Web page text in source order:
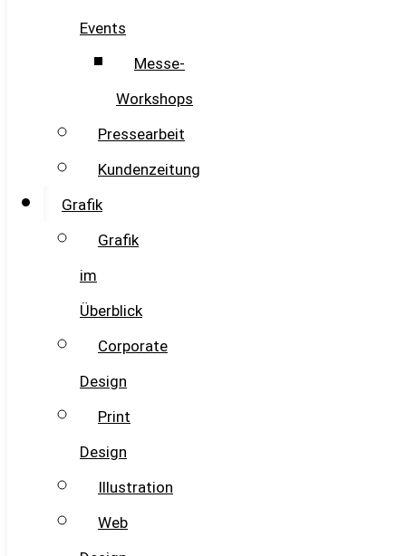
Events
Messe-
Workshops
Pressearbeit
Kundenzeitung
Grafik
Grafik
im
Überblick
Corporate
Design
Print
Design
Illustration
Web